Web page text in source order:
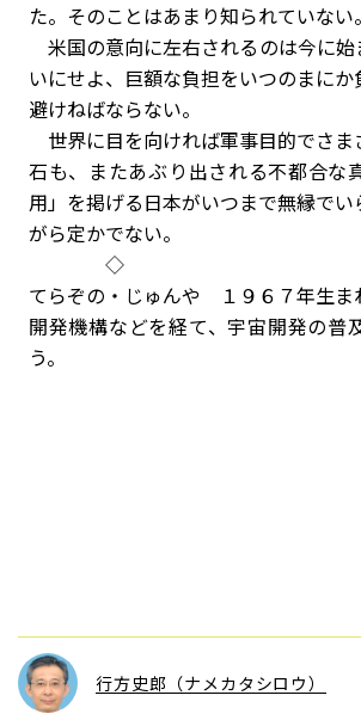
た。そのことはあまり知られていない。
米国の意向に左右されるのは今に始
いにせよ、巨額な負担をいつのまに
避けねばならない。
世界に目を向ければ軍事目的でさま
石も、またあぶり出される不都合な
用」を掲げる日本がいつまで無縁で
がら定かでない。
◇
てらぞの・じゅんや １９６７年生ま
開発機構などを経て、宇宙開発の普
う。
行方史郎（ナメカタシロウ）